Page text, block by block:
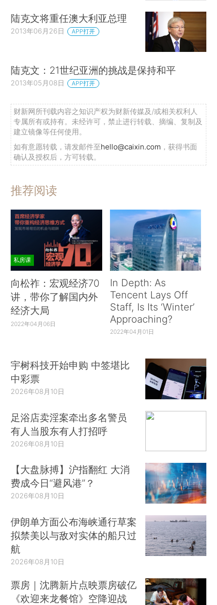
陆克文将重任澳大利亚总理
2013年06月26日 APP打开
陆克文：21世纪亚洲的挑战是保持和平
2013年05月08日 APP打开
财新网所刊载内容之知识产权为财新传媒及/或相关权利人
专属所有或持有。未经许可，禁止进行转载、摘编、复制及
建立镜像等任何使用。
如有意愿转载，请发邮件至hello@caixin.com ，获得书面
确认及授权后，方可转载。
推荐阅读
私房课
向松祚：宏观经济70
讲，带你了解国内外
经济大局
2022年04月06日
In Depth: As
Tencent Lays Off
Staff, Is Its ‘Winter’
Approaching?
2022年04月01日
宇树科技开始申购 中签堪比
中彩票
2026年08月10日
足浴店卖淫案牵出多名警员
有人当股东有人打招呼
2026年08月10日
【大盘脉搏】沪指翻红 大消
费成今日“避风港”？
2026年08月10日
伊朗单方面公布海峡通行草案
拟禁美以与敌对实体的船只过
航
2026年08月10日
票房｜沈腾新片点映票房破亿
《欢迎来龙餐馆》空降迎战